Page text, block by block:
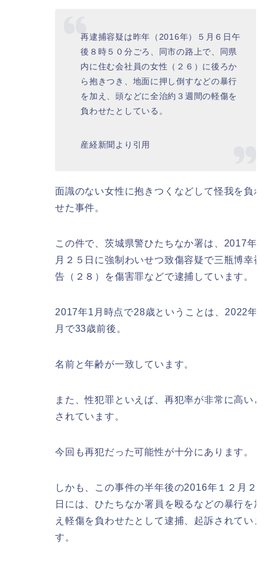
再逮捕容疑は昨年（2016年）５月６日午
後８時５０分ごろ、同市の路上で、同県
内に住む会社員の女性（２６）に後ろか
ら抱きつき、地面に押し倒すなどの暴行
を加え、頭などに全治約３週間の軽傷を
負わせたとしている。
産経新聞より引用
面識のない女性に抱きつくなどして怪我を負わ
せた事件。
この件で、茨城県警ひたちなか署は、2017年1
月２５日に強制わいせつ致傷容疑で三瓶博幸被
告（２８）を傷害罪などで逮捕しています。
2017年1月時点で28歳ということは、2022年6
月で33歳前後。
名前と年齢が一致しています。
また、性犯罪といえば、再犯率が非常に高いと
されています。
今回も再犯だった可能性が十分にあります。
しかも、この事件の半年後の2016年１２月２
日には、ひたちなか署員を殴るなどの暴行を加
え軽傷を負わせたとして逮捕、起訴されていま
す。